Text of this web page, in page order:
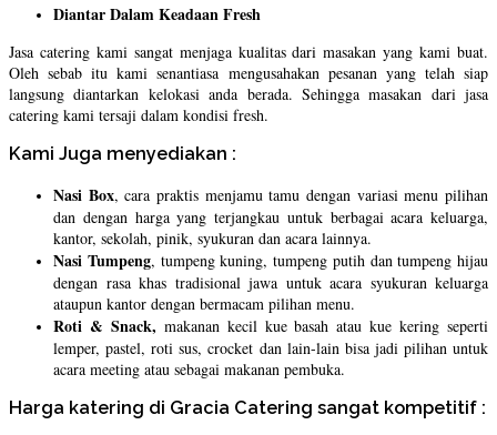
Diantar Dalam Keadaan Fresh
Jasa catering kami sangat menjaga kualitas dari masakan yang kami buat.
Oleh sebab itu kami senantiasa mengusahakan pesanan yang telah siap
langsung diantarkan kelokasi anda berada. Sehingga masakan dari jasa
catering kami tersaji dalam kondisi fresh.
Kami Juga menyediakan :
Nasi Box, cara praktis menjamu tamu dengan variasi menu pilihan
dan dengan harga yang terjangkau untuk berbagai acara keluarga,
kantor, sekolah, pinik, syukuran dan acara lainnya.
Nasi Tumpeng, tumpeng kuning, tumpeng putih dan tumpeng hijau
dengan rasa khas tradisional jawa untuk acara syukuran keluarga
ataupun kantor dengan bermacam pilihan menu.
Roti & Snack, makanan kecil kue basah atau kue kering seperti
lemper, pastel, roti sus, crocket dan lain-lain bisa jadi pilihan untuk
acara meeting atau sebagai makanan pembuka.
Harga katering di Gracia Catering sangat kompetitif :